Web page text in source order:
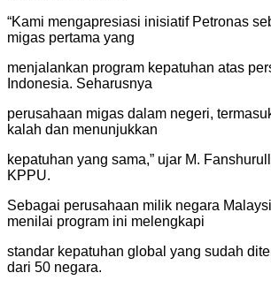
“Kami mengapresiasi inisiatif Petronas
migas pertama yang
menjalankan program kepatuhan atas
Indonesia. Seharusnya
perusahaan migas dalam negeri,
kalah dan menunjukkan
kepatuhan yang sama,” ujar M.
KPPU.
Sebagai perusahaan milik negara
menilai program ini melengkapi
standar kepatuhan global yang sudah
dari 50 negara.